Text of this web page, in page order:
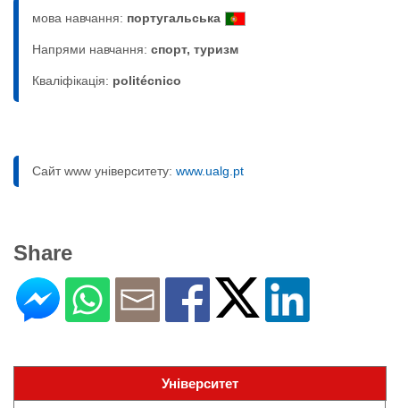
мова навчання: португальська
Напрями навчання: спорт, туризм
Кваліфікація: politécnico
Сайт www університету: www.ualg.pt
Share
Університет